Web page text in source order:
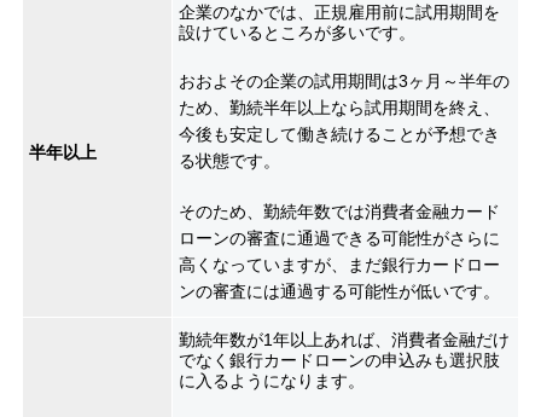
半年以上
企業のなかでは、正規雇用前に試用期間を
設けているところが多いです。
おおよその企業の試用期間は3ヶ月～半年の
ため、勤続半年以上なら試用期間を終え、
今後も安定して働き続けることが予想でき
る状態です。
そのため、勤続年数では消費者金融カード
ローンの審査に通過できる可能性がさらに
高くなっていますが、まだ銀行カードロー
ンの審査には通過する可能性が低いです。
勤続年数が1年以上あれば、消費者金融だけ
でなく銀行カードローンの申込みも選択肢
に入るようになります。